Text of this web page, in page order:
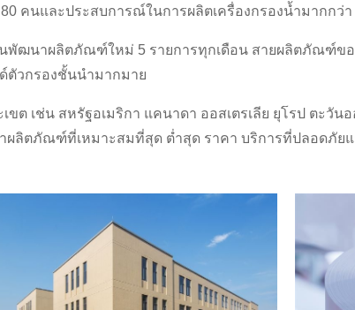
คนและประสบการณ์ในการผลิตเครื่องกรองน้ำมากกว่า
พัฒนาผลิตภัณฑ์ใหม่ 5 รายการทุกเดือน สายผลิตภัณฑ์ขอ
ตัวกรองชั้นนำมากมาย
ต เช่น สหรัฐอเมริกา แคนาดา ออสเตรเลีย ยุโรป ตะวันอ
ผลิตภัณฑ์ที่เหมาะสมที่สุด ต่ำสุด ราคา บริการที่ปลอดภัยแ